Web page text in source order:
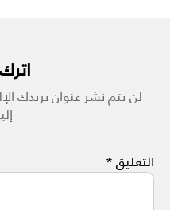
لن يتم نشر عنوان بريدك
التعليق*